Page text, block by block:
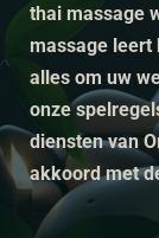
thai massage
massage leert
alles om uw
onze
diensten van
akkoord met